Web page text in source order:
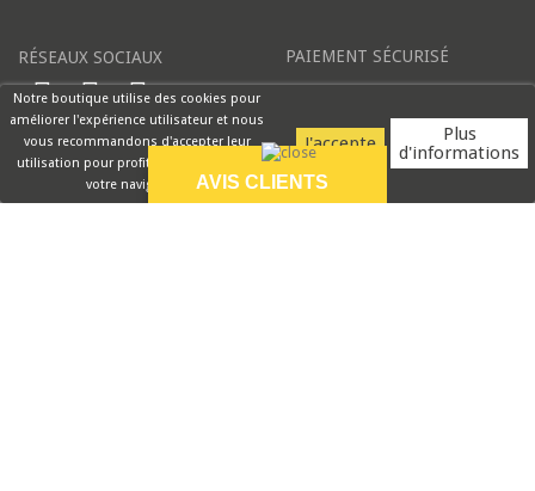
Notre boutique utilise des cookies pour
améliorer l'expérience utilisateur et nous
vous recommandons d'accepter leur
utilisation pour profiter pleinement de
votre navigation.
Plus
d'informations
RÉSEAUX SOCIAUX PAIEMENT SÉCURISÉ
AVIS CLIENTS